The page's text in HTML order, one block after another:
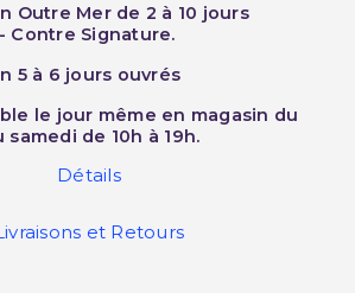
Outre Mer de 2 à 10 jours
Contre Signature.
5 à 6 jours ouvrés
le jour même en magasin du
samedi de 10h à 19h.
Détails
et Retours